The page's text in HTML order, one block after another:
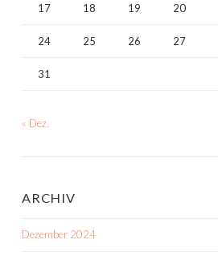
17 18 19 20
24 25 26 27
31
« Dez.
ARCHIV
Dezember 2024